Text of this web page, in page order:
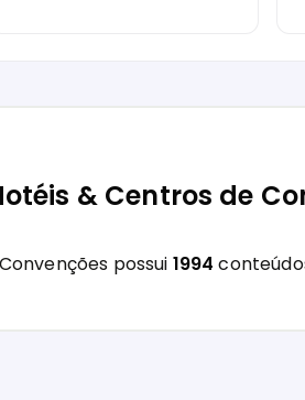
& Centros de
possui 1994